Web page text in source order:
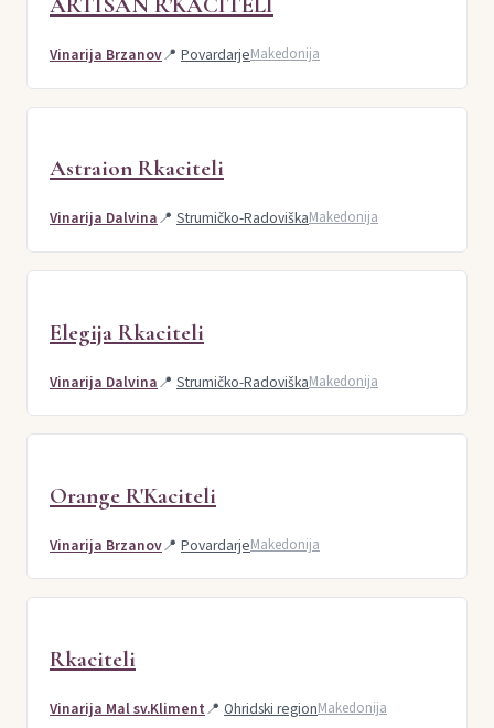
Vinarija Brzanov📍 PovardarjeMakedonija
Astraion Rkaciteli
Vinarija Dalvina📍 Strumičko-RadoviškaMakedonija
Elegija Rkaciteli
Vinarija Dalvina📍 Strumičko-RadoviškaMakedonija
Orange R'Kaciteli
Vinarija Brzanov📍 PovardarjeMakedonija
Rkaciteli
Vinarija Mal sv.Kliment📍 Ohridski regionMakedonija